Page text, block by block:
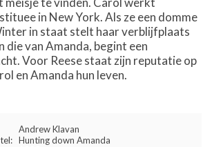
in New York. Als ze een domme
in staat stelt haar verblijfplaats
die van Amanda, begint een
Voor Reese staat zijn reputatie op
en Amanda hun leven.
Andrew Klavan
Hunting down Amanda